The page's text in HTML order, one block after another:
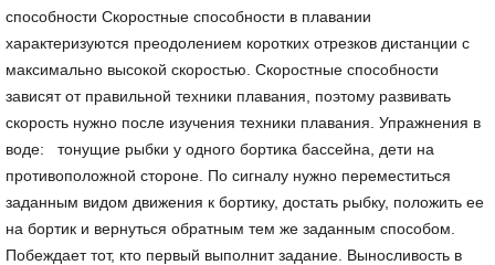
способности Скоростные способности в плавании
характеризуются преодолением коротких отрезков дистанции с
максимально высокой скоростью. Скоростные способности
зависят от правильной техники плавания, поэтому развивать
скорость нужно после изучения техники плавания. Упражнения в
воде: тонущие рыбки у одного бортика бассейна, дети на
противоположной стороне. По сигналу нужно переместиться
заданным видом движения к бортику, достать рыбку, положить ее
на бортик и вернуться обратным тем же заданным способом.
Побеждает тот, кто первый выполнит задание. Выносливость в